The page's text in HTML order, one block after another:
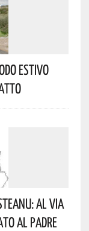
Estivo
Al Via
Al Padre